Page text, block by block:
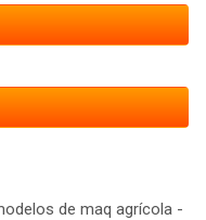
de maq agrícola -